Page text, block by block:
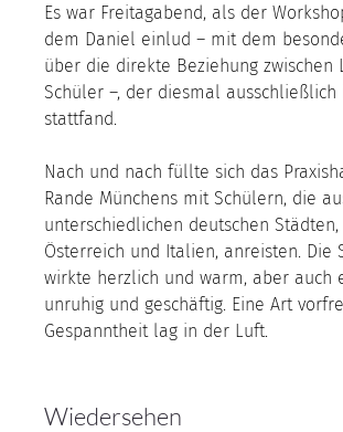
Es war Freitagabend, als der
dem Daniel einlud – mit dem
über die direkte Beziehung zwischen
Schüler –, der diesmal ausschließlich
stattfand.
Nach und nach füllte sich das
Rande Münchens mit Schülern, die
unterschiedlichen deutschen Städten,
Österreich und Italien, anreisten. Die
wirkte herzlich und warm, aber auch
unruhig und geschäftig. Eine Art
Gespanntheit lag in der Luft.
Wiedersehen